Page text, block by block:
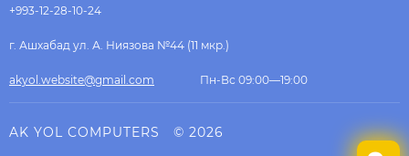
+993-12-28-10-24
г. Ашхабад ул. А. Ниязова №44 (11 мкр.)
akyol.website@gmail.com Пн-Вс 09:00—19:00
AK YOL COMPUTERS © 2026